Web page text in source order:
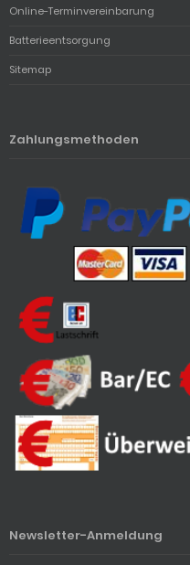
Online-Terminvereinbarung
Batterieentsorgung
Sitemap
Zahlungsmethoden
Newsletter-Anmeldung